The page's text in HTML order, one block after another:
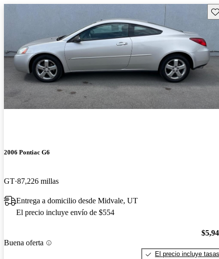
2006 Pontiac G6
GT 87,226 millas
Entrega a domicilio desde Midvale, UT
El precio incluye envío de $554
Buena oferta
El precio incluye tasas